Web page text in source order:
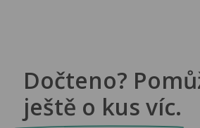
Dočteno?
ještě o kus víc.